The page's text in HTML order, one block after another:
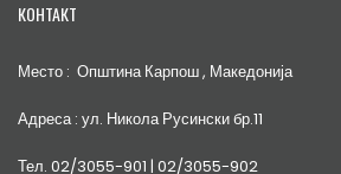
КОНТАКТ
Место : Општина Карпош , Македонија
Адреса : ул. Никола Русински бр.11
Тел. 02/3055-901 | 02/3055-902